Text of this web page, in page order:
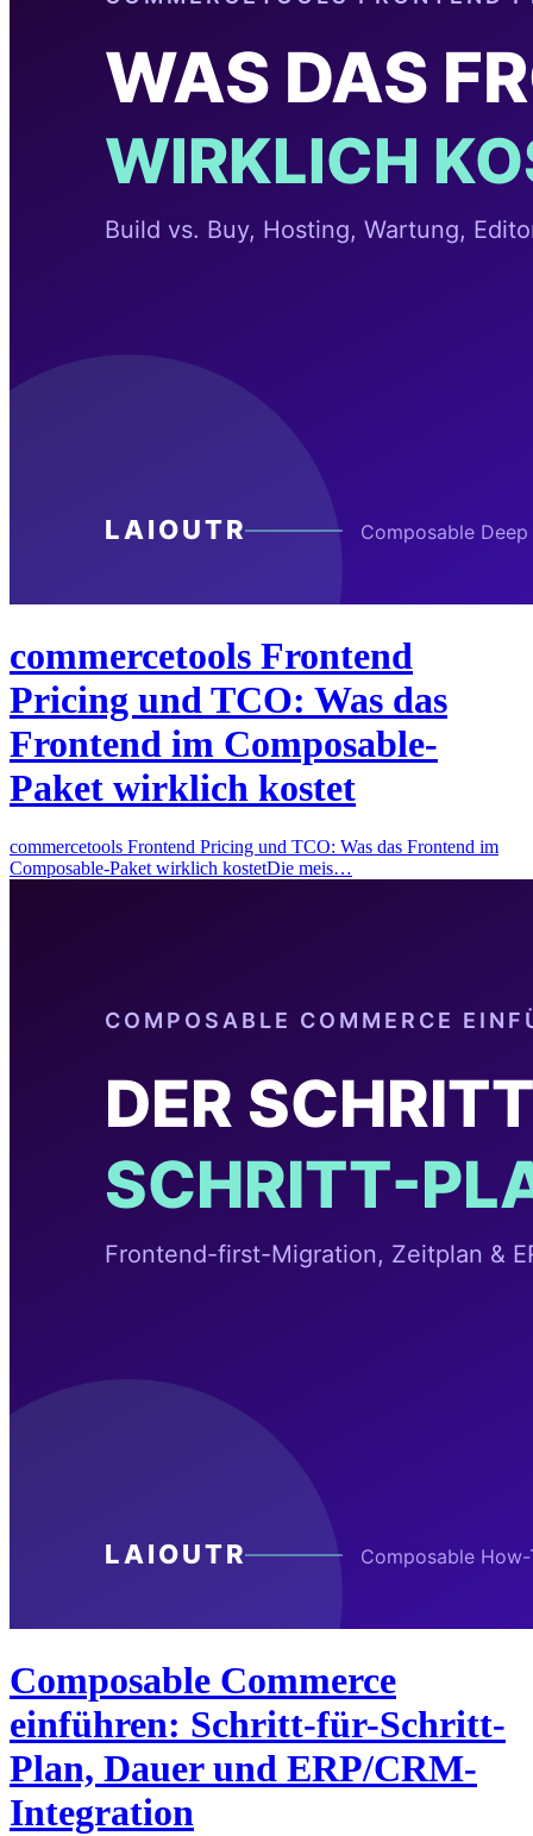
commercetools Frontend
Pricing und TCO: Was das
Frontend im Composable-
Paket wirklich kostet
commercetools Frontend Pricing und TCO: Was das Frontend im
Composable-Paket wirklich kostetDie meis…
Composable Commerce
einführen: Schritt-für-Schritt-
Plan, Dauer und ERP/CRM-
Integration